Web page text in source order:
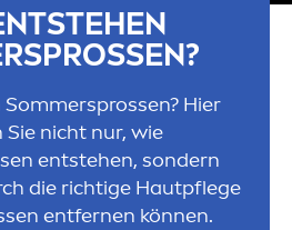
Hier
Sie nicht nur, wie
entstehen, sondern
die richtige Hautpflege
entfernen können.